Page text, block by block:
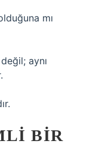
mı
aynı
BIR